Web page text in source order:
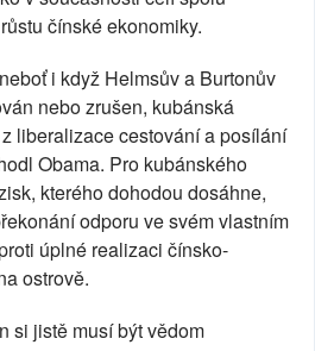
čínské ekonomiky.
i když Helmsův a Burtonův
nebo zrušen, kubánská
liberalizace cestování a posílání
Obama. Pro kubánského
kterého dohodou dosáhne,
odporu ve svém vlastním
úplné realizaci čínsko-
ostrově.
si jistě musí být vědom